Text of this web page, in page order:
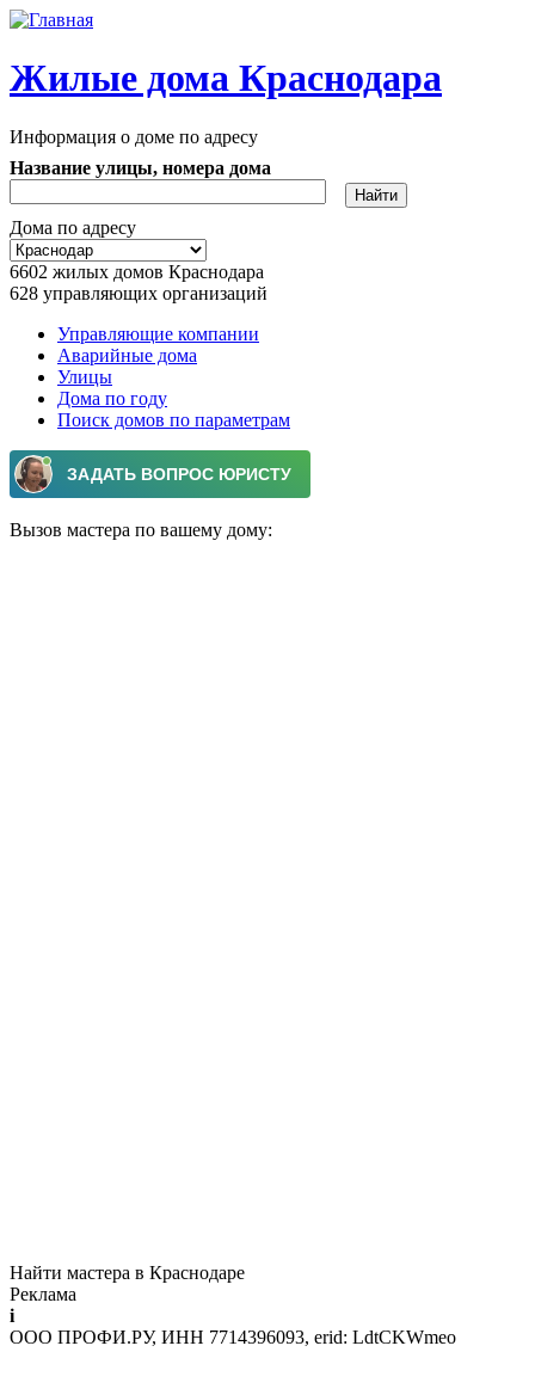
Перейти к основному содержанию
Жилые дома Краснодара
Информация о доме по адресу
Название улицы, номера дома
Дома по адресу
6602 жилых домов Краснодара
628 управляющих организаций
Главное меню
Управляющие компании
Аварийные дома
Улицы
Дома по году
Поиск домов по параметрам
Вызов мастера по вашему дому:
Найти мастера в Краснодаре
Реклама
i
ООО ПРОФИ.РУ, ИНН 7714396093, erid: LdtCKWmeo